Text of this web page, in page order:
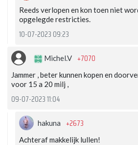
Reeds verlopen en kon toen niet
opgelegde restricties.
10-07-2023 09:23
Michel.V +7070
Jammer , beter kunnen kopen en
voor 15 a 20 milj ,
09-07-2023 11:04
hakuna +2673
Achteraf makkelijk lullen!